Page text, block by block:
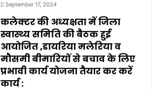
September 17, 2024
कलेक्टर की अध्यक्षता में जिला
स्वास्थ्य समिति की बैठक हुई
आयोजित ,डायरिया मलेरिया व
मौसमी बीमारियों से बचाव के लिए
प्रभावी कार्य योजना तैयार कर करें
कार्य :